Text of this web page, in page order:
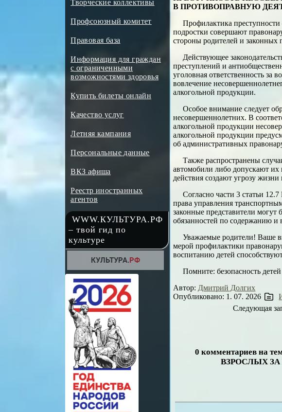
Творческие коллективы
Профсоюзный комитет
Правовая база
Информация для граждан
с ограниченными
возможностями здоровья
Купить билеты онлайн
Качество услуг
Летняя кампания
Персональные данные
ВКЗ афиша
Реестр иностранных
агентов
WWW.КУЛЬТУРА.РФ
– твой гид по
культуре
В ПРОТИВОПРАВНУЮ
Профилактика
подростки совершают
стороны родителей и законных
Действующее
преступлений и
уголовная ответственность за
вовлечение
алкогольной продукции.
Особое внимание следует
несовершеннолетних. В
алкогольной продукции
алкогольной продукции
об административных
Также распространены
автомобили либо допускают их
действия создают угрозу
Согласно части 3 статьи
права управления
законные представители
обязанностей по содержанию
Уважаемые родители! Ваше
мерой профилактики
воспитанию детей
Помните: безопасность
Автор: Дмитрий Долгих
Опубликовано: 1. 07. 2026
Следующая
0 комментариев
ВЗРОСЛЫХ